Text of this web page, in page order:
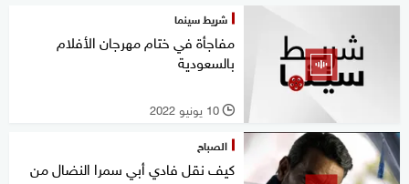
شريط سينما
مفاجأة في ختام مهرجان الأفلام
بالسعودية
l 10 يونيو 2022
الصباح
كيف نقل فادي أبي سمرا النضال من